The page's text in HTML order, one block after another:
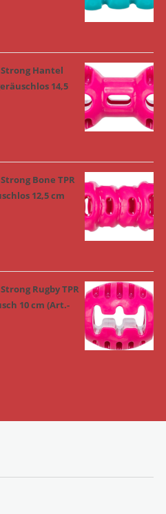
Hantel
14,5
Bone TPR
12,5 cm
Rugby TPR
10 cm (Art.-